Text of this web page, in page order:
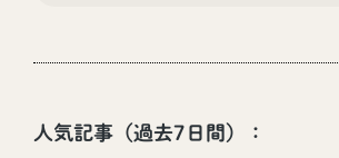
人気記事（過去7日間）：